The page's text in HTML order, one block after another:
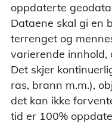
oppdaterte
Dataene skal gi en
terrenget og
varierende innhold,
Det skjer
ras, brann m.m.),
det kan ikke
tid er 100%